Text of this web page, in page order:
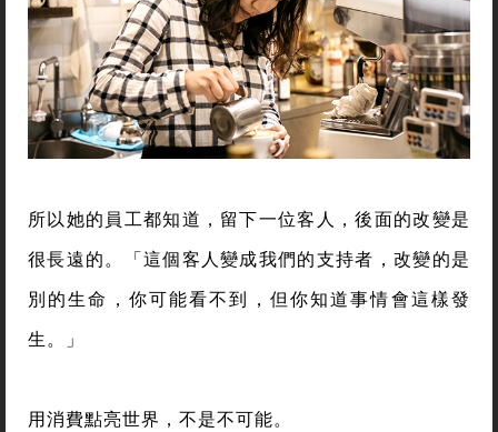
所以她的員工都知道，留下一位客人，後面的改變是
很長遠的。「這個客人變成我們的支持者，改變的是
別的生命，你可能看不到，但你知道事情會這樣發
生。」
用消費點亮世界，不是不可能。